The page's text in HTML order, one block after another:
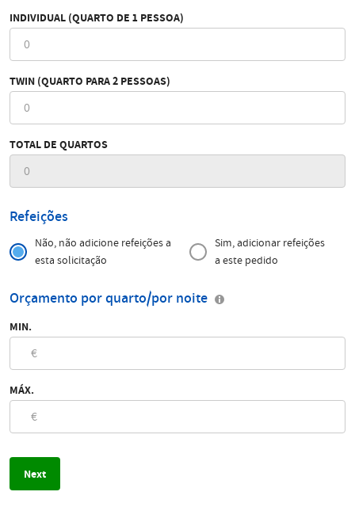
INDIVIDUAL (QUARTO DE 1 PESSOA)
TWIN (QUARTO PARA 2 PESSOAS)
TOTAL DE QUARTOS
Refeições
Não, não adicione refeições a
esta solicitação
Sim, adicionar refeições
a este pedido
Orçamento por quarto/por noite
MIN.
MÁX.